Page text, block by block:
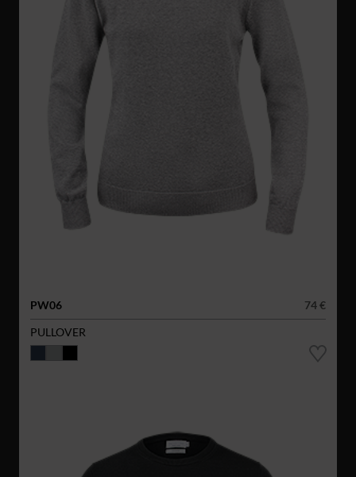
PW06
74 €
PULLOVER